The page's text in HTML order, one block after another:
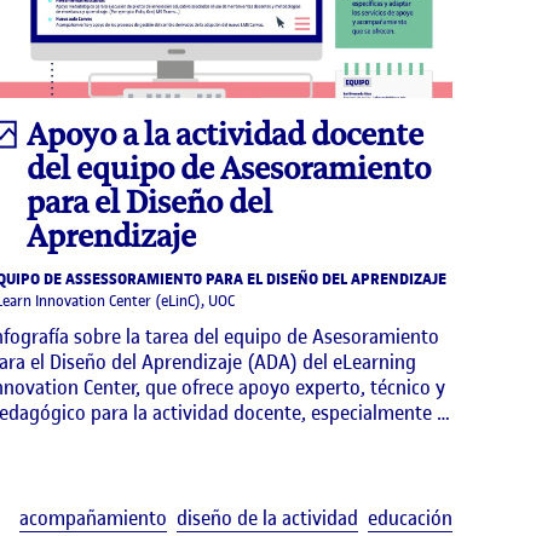
Apoyo a la actividad docente
del equipo de Asesoramiento
para el Diseño del
Aprendizaje
DE ASSESSORAMIENTO PARA EL DISEÑO DEL APRENDIZAJE
Innovation Center (eLinC), UOC
sobre la tarea del equipo de Asesoramiento
el Diseño del Aprendizaje (ADA) del eLearning
Center, que ofrece apoyo experto, técnico y
para la actividad docente, especialmente …
acompañamiento diseño de la actividad educación